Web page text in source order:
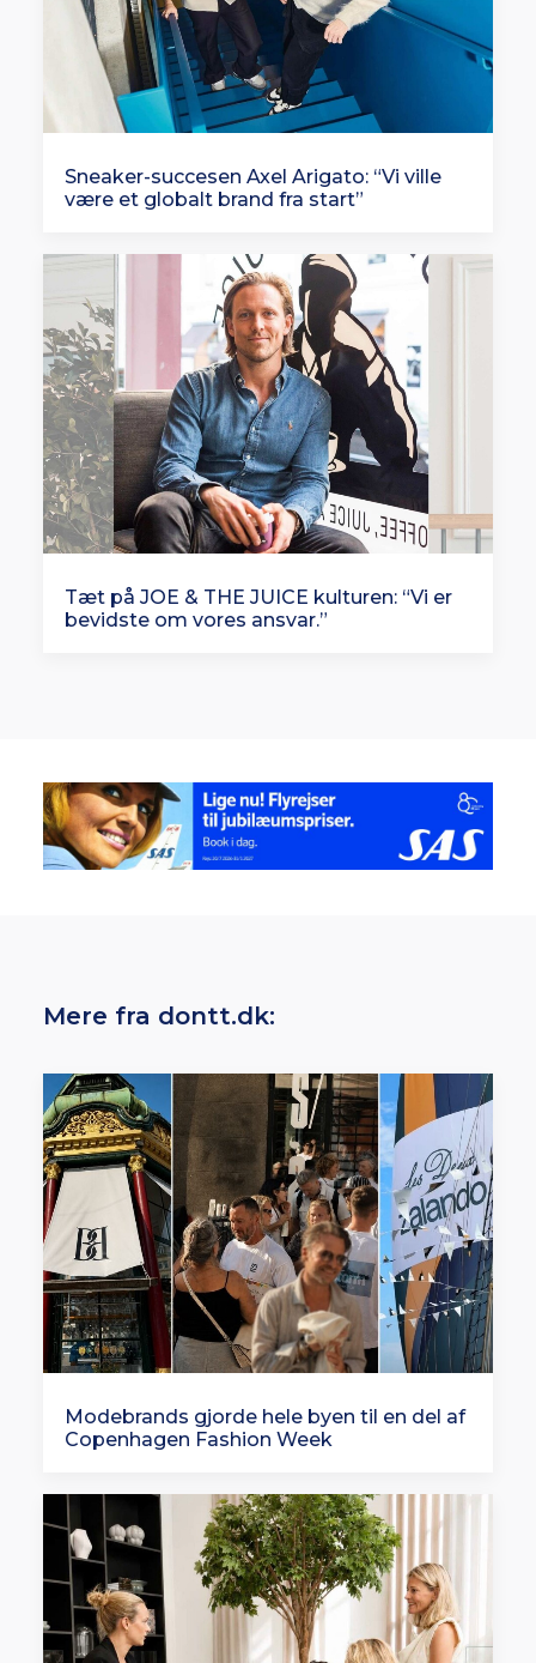
Sneaker-succesen Axel Arigato: “Vi ville
være et globalt brand fra start”
Tæt på JOE & THE JUICE kulturen: “Vi er
bevidste om vores ansvar.”
Mere fra dontt.dk:
Modebrands gjorde hele byen til en del af
Copenhagen Fashion Week